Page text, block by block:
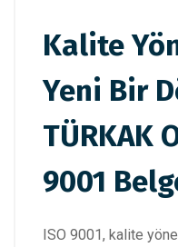
Kalite
Yeni Bir
TÜRKAK
9001
ISO 9001, kalite